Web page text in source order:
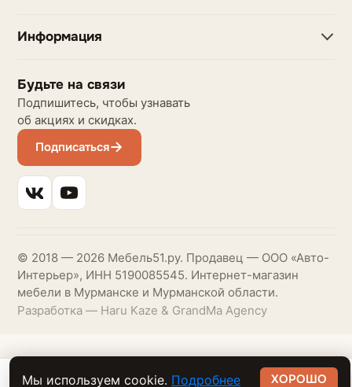
Информация
Будьте на связи
Подпишитесь, чтобы узнавать
об акциях и скидках.
Подписаться
© 2018 — 2026 Мебель51.ру. Продавец — ООО «Авто-
Интерьер», ИНН 5190085545. Интернет-магазин
мебели в Мурманске и Мурманской области.
Разработка — Haru Kaze & GrandMa Agency
Мы используем cookie. Подробнее ХОРОШО